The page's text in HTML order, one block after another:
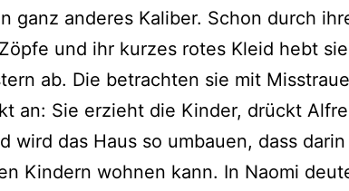
ganz anderes Kaliber. Schon durch
und ihr kurzes rotes Kleid hebt
ab. Die betrachten sie mit
an: Sie erzieht die Kinder, drückt
wird das Haus so umbauen, dass
Kindern wohnen kann. In Naomi